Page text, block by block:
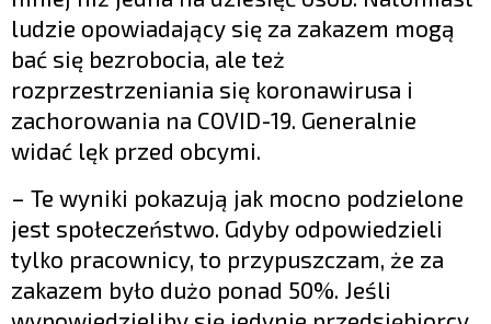
ludzie opowiadający się za zakazem mogą
bać się bezrobocia, ale też
rozprzestrzeniania się koronawirusa i
zachorowania na COVID-19. Generalnie
widać lęk przed obcymi.
– Te wyniki pokazują jak mocno podzielone
jest społeczeństwo. Gdyby odpowiedzieli
tylko pracownicy, to przypuszczam, że za
zakazem było dużo ponad 50%. Jeśli